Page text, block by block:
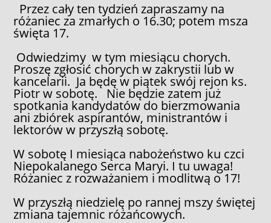
Przez cały ten tydzień zapraszamy na
różaniec za zmarłych o 16.30; potem msza
święta 17.
Odwiedzimy w tym miesiącu chorych.
Proszę zgłosić chorych w zakrystii lub w
kancelarii. Ja będę w piątek swój rejon ks.
Piotr w sobotę. Nie będzie zatem już
spotkania kandydatów do bierzmowania
ani zbiórek aspirantów, ministrantów i
lektorów w przyszłą sobotę.
W sobotę I miesiąca nabożeństwo ku czci
Niepokalanego Serca Maryi. I tu uwaga!
Różaniec z rozważaniem i modlitwą o 17!
W przyszłą niedzielę po rannej mszy świętej
zmiana tajemnic różańcowych.